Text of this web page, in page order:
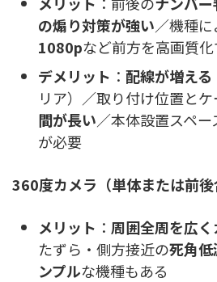
の煽り対策が強い／機種
1080pなど前方を高画質化
デメリット ： 配線が増える
リア）／取り付け位置と
間が長い／本体設置スペー
が必要
360度カメラ（単体または前後
メリット ： 周囲全周を広く
たずら・側方接近の死角低
ンプルな機種もある